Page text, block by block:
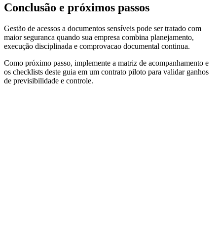
Conclusão e próximos passos
Gestão de acessos a documentos sensíveis pode ser tratado com
maior seguranca quando sua empresa combina planejamento,
execução disciplinada e comprovacao documental continua.
Como próximo passo, implemente a matriz de acompanhamento e
os checklists deste guia em um contrato piloto para validar ganhos
de previsibilidade e controle.